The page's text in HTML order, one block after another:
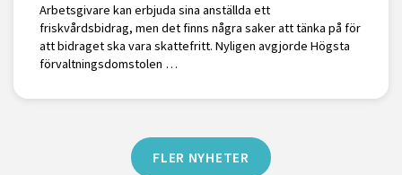
Arbetsgivare kan erbjuda sina anställda ett
friskvårdsbidrag, men det finns några saker att tänka på för
att bidraget ska vara skattefritt. Nyligen avgjorde Högsta
förvaltningsdomstolen …
FLER NYHETER